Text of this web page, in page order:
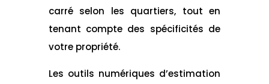
carré selon les quartiers, tout en
tenant compte des spécificités de
votre propriété.
Les outils numériques d’estimation